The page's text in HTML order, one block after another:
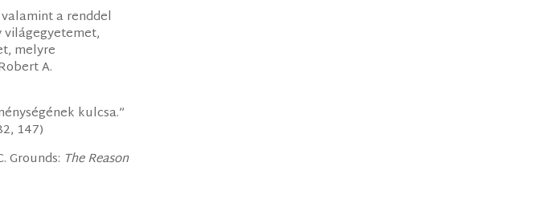
a renddel
világegyetemet,
melyre
A.
kulcsa.”
147)
Grounds: The Reason